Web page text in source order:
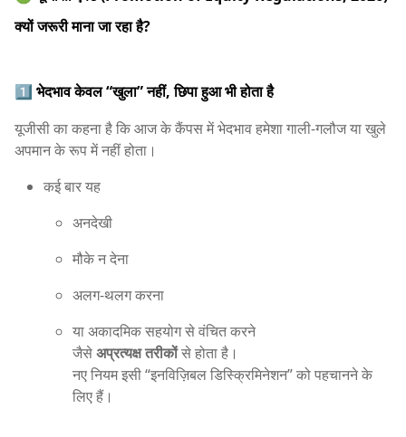
क्यों जरूरी माना जा रहा है?
1️⃣ भेदभाव केवल “खुला” नहीं, छिपा हुआ भी होता है
यूजीसी का कहना है कि आज के कैंपस में भेदभाव हमेशा गाली-गलौज या खुले
अपमान के रूप में नहीं होता।
कई बार यह
अनदेखी
मौके न देना
अलग-थलग करना
या अकादमिक सहयोग से वंचित करने
जैसेअप्रत्यक्ष तरीकोंसे होता है।
नए नियम इसी “इनविज़िबल डिस्क्रिमिनेशन” को पहचानने के
लिए हैं।